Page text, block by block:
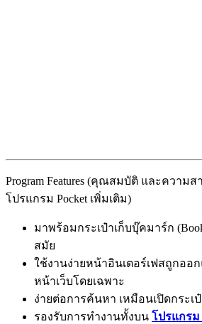
Program Features (คุณสมบัติ และความ
โปรแกรม Pocket เพิ่มเติม)
มาพร้อมกระเป๋าเก็บบุ๊คมาร์ก
สมัย
ใช้งานง่ายหน้าอินเตอร์เฟสถูกออ
หน้าเว็บโดยเฉพาะ
ง่ายต่อการค้นหา เหมือนเปิดกระเ
รองรับการทำงานทั้งบน โปรแกรม